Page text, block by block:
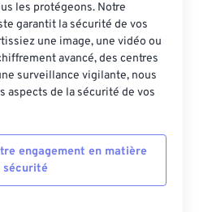
les protégeons. Notre
garantit la sécurité de vos
une image, une vidéo ou
avancé, des centres
surveillance vigilante, nous
aspects de la sécurité de vos
engagement en matière
sécurité